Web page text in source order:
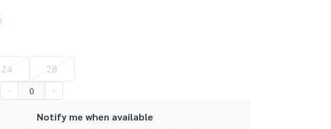
24 28
Notify me when available